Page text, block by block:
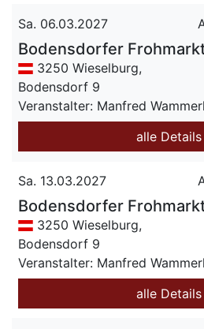
Sa. 06.03.2027
Bodensdorfer
3250 Wieselburg,
Bodensdorf 9
Veranstalter: Manfred Wammerl
alle Details
Sa. 13.03.2027
Bodensdorfer
3250 Wieselburg,
Bodensdorf 9
Veranstalter: Manfred Wammerl
alle Details